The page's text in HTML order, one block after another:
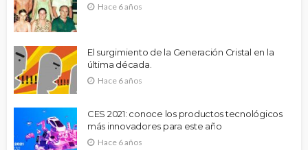
Hace 6 años
El surgimiento de la Generación Cristal en la
última década.
Hace 6 años
CES 2021: conoce los productos tecnológicos
más innovadores para este año
Hace 6 años